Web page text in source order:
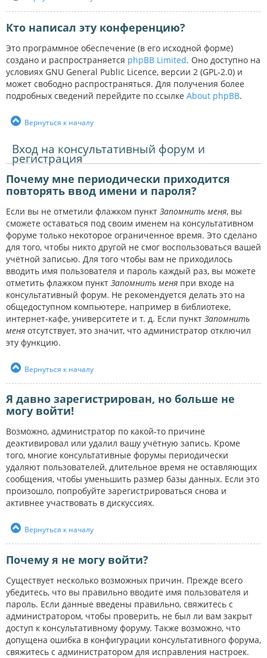
Кто написал эту конференцию?
Это программное обеспечение (в его исходной форме)
создано и распространяется phpBB Limited. Оно доступно на
условиях GNU General Public Licence, версии 2 (GPL-2.0) и
может свободно распространяться. Для получения более
подробных сведений перейдите по ссылке About phpBB.
Вернуться к началу
Вход на консультативный форум и
регистрация
Почему мне периодически приходится
повторять ввод имени и пароля?
Если вы не отметили флажком пункт Запомнить меня, вы
сможете оставаться под своим именем на консультативном
форуме только некоторое ограниченное время. Это сделано
для того, чтобы никто другой не смог воспользоваться вашей
учётной записью. Для того чтобы вам не приходилось
вводить имя пользователя и пароль каждый раз, вы можете
отметить флажком пункт Запомнить меня при входе на
консультативный форум. Не рекомендуется делать это на
общедоступном компьютере, например в библиотеке,
интернет-кафе, университете и т. д. Если пункт Запомнить
меня отсутствует, это значит, что администратор отключил
эту функцию.
Вернуться к началу
Я давно зарегистрирован, но больше не
могу войти!
Возможно, администратор по какой-то причине
деактивировал или удалил вашу учётную запись. Кроме
того, многие консультативные форумы периодически
удаляют пользователей, длительное время не оставляющих
сообщения, чтобы уменьшить размер базы данных. Если это
произошло, попробуйте зарегистрироваться снова и
активнее участвовать в дискуссиях.
Вернуться к началу
Почему я не могу войти?
Существует несколько возможных причин. Прежде всего
убедитесь, что вы правильно вводите имя пользователя и
пароль. Если данные введены правильно, свяжитесь с
администратором, чтобы проверить, не был ли вам закрыт
доступ к консультативному форуму. Также возможно, что
допущена ошибка в конфигурации консультативного форума,
свяжитесь с администратором для исправления настроек.